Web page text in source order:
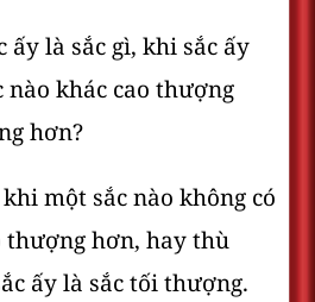
là sắc gì, khi sắc ấy
nào khác cao thượng
hơn?
một sắc nào không có
thượng hơn, hay thù
ấy là sắc tối thượng.